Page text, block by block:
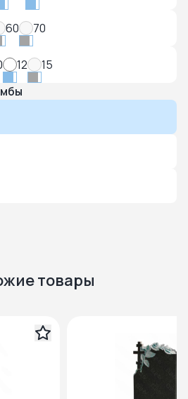
60 70
12
15
товары